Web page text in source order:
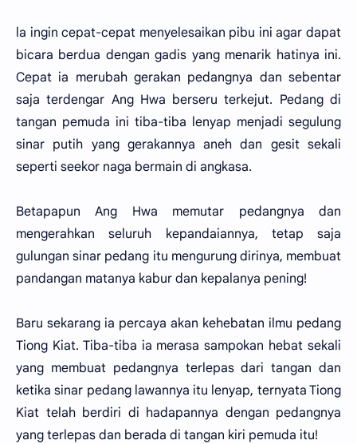
la ingin cepat-cepat menyelesaikan pibu ini agar dapat
bicara berdua dengan gadis yang menarik hatinya ini.
Cepat ia merubah gerakan pedangnya dan sebentar
saja terdengar Ang Hwa berseru terkejut. Pedang di
tangan pemuda ini tiba-tiba lenyap menjadi segulung
sinar putih yang gerakannya aneh dan gesit sekali
seperti seekor naga bermain di angkasa.
Betapapun Ang Hwa memutar pedangnya dan
mengerahkan seluruh kepandaiannya, tetap saja
gulungan sinar pedang itu mengurung dirinya, membuat
pandangan matanya kabur dan kepalanya pening!
Baru sekarang ia percaya akan kehebatan ilmu pedang
Tiong Kiat. Tiba-tiba ia merasa sampokan hebat sekali
yang membuat pedangnya terlepas dari tangan dan
ketika sinar pedang lawannya itu lenyap, ternyata Tiong
Kiat telah berdiri di hadapannya dengan pedangnya
yang terlepas dan berada di tangan kiri pemuda itu!